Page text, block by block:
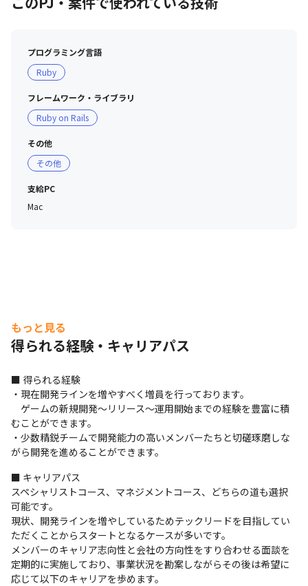
配属予定タイトル紹介
プログラミング言語
Ruby
フレームワーク・ライブラリ
Ruby on Rails
その他
その他
支給PC
Mac
もっと見る
得られる経験・キャリアパス
■ 得られる経験
・現在開発ラインを増やすべく増員を行っております。
ゲームの新規開発〜リリース〜運用開始までの経験を豊富に積
むことができます。
・少数精鋭チームで開発能力の高いメンバーたちと切磋琢磨しな
がら開発を進めることができます。
■ キャリアパス
スペシャリストコース、マネジメントコース、どちらの道も選択
可能です。
現状、開発ラインを増やしているためテックリードを目指してい
ただくことからスタートとなるケースが多いです。
メンバーのキャリア志向性と会社の方向性をすり合わせる面談を
定期的に実施しており、事業状況を勘案しながらその後は希望に
応じて以下のキャリアを歩めます。